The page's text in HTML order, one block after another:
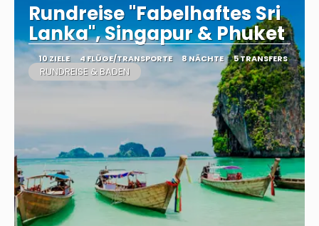
Rundreise "Fabelhaftes Sri
Lanka", Singapur & Phuket
10 ZIELE 4 FLÜGE/TRANSPORTE 8 NÄCHTE 5 TRANSFERS
RUNDREISE & BADEN